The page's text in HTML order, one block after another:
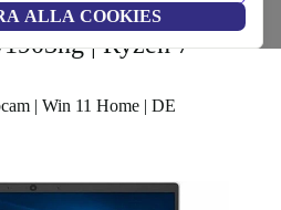
ALLA COOKIES
| Ryzen 7
| Win 11 Home | DE